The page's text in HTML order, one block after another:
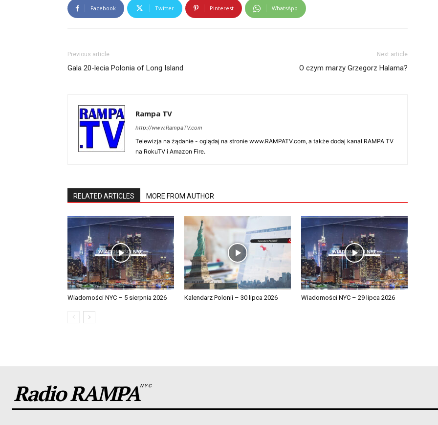
Facebook Twitter Pinterest WhatsApp
Previous article
Gala 20-lecia Polonia of Long Island
Next article
O czym marzy Grzegorz Halama?
Rampa TV
http://www.RampaTV.com
Telewizja na żądanie - oglądaj na stronie www.RAMPATV.com, a także dodaj kanał RAMPA TV
na RokuTV i Amazon Fire.
RELATED ARTICLES MORE FROM AUTHOR
Wiadomości NYC – 5 sierpnia 2026 Kalendarz Polonii – 30 lipca 2026 Wiadomości NYC – 29 lipca 2026
Radio RAMPANYC